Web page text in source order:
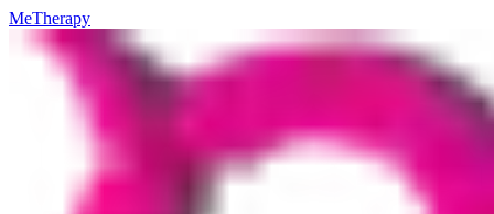
MeTherapy